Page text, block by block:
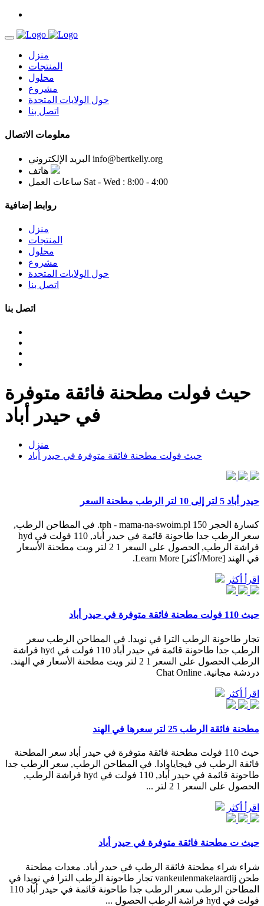
منزل
المنتجات
محلول
مشروع
حول الولايات المتحدة
اتصل بنا
معلومات الاتصال
البريد الإلكتروني info@bertkelly.org
هاتف
ساعات العمل Sat - Wed : 8:00 - 4:00
روابط إضافية
منزل
المنتجات
محلول
مشروع
حول الولايات المتحدة
اتصل بنا
اتصل بنا
حيث فولت مطحنة فائقة متوفرة
في حيدر أباد
منزل
حيث فولت مطحنة فائقة متوفرة في حيدر أباد
حيدر أباد 5 لتر إلى 10 لتر الرطب مطحنة السعر
كسارة الحجر 150 tph - mama-na-swoim.pl. في المطاحن الرطب,
سعر الرطب جدا طاحونة قائمة في حيدر أباد, 110 فولت في hyd
فراشة الرطب, الحصول على السعر 1 2 لتر ويت مطحنة الأسعار
في الهند [More/أكثر] Learn More.
اقرأ أكثر
حيث 110 فولت مطحنة فائقة متوفرة في حيدر أباد
تجار طاحونة الرطب الترا في نويدا. في المطاحن الرطب سعر
الرطب جدا طاحونة قائمة في حيدر أباد 110 فولت في hyd فراشة
الرطب الحصول على السعر 1 2 لتر ويت مطحنة الأسعار في الهند.
دردشة مجانية. Chat Online
اقرأ أكثر
مطحنة فائقة الرطب 25 لتر سعرها في الهند
حيث 110 فولت مطحنة فائقة متوفرة في حيدر أباد سعر المطحنة
فائقة الرطب في فيجاياوادا. في المطاحن الرطب, سعر الرطب جدا
طاحونة قائمة في حيدر أباد, 110 فولت في hyd فراشة الرطب,
الحصول على السعر 1 2 لتر ...
اقرأ أكثر
حيث ت مطحنة فائقة متوفرة في حيدر أباد
شراء شراء مطحنة فائقة الرطب في حيدر أباد. معدات مطحنة
طحن vankeulenmakelaardij تجار طاحونة الرطب الترا في نويدا في
المطاحن الرطب سعر الرطب جدا طاحونة قائمة في حيدر أباد 110
فولت في hyd فراشة الرطب الحصول ...